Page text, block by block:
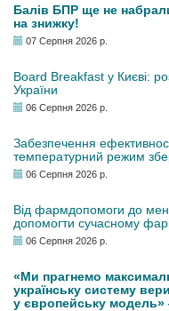
Балів БПР ще не
на знижку!
07 Серпня 2026 р.
Board Breakfast у Києві:
України
06 Серпня 2026 р.
Забезпечення
температурний режим
06 Серпня 2026 р.
Від фармдопомоги до
допомогти сучасному
06 Серпня 2026 р.
«Ми прагнемо
українську систему
у європейську модель»